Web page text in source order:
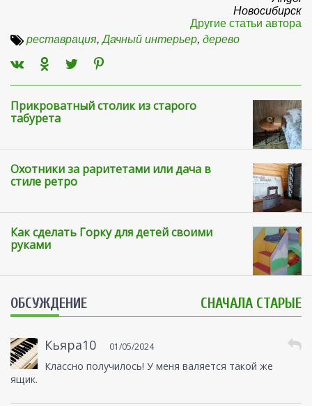
Новосибирск
Другие статьи автора
реставрация,Дачный интерьер, дерево
Прикроватный столик из старого
табурета
Охотники за раритетами или дача в
стиле ретро
Как сделать Горку для детей своими
руками
ОБСУЖДЕНИЕ СНАЧАЛА СТАРЫЕ
Кьяра10 01/05/2024
Классно получилось! У меня валяется такой же
ящик.